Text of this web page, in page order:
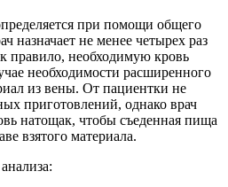
при помощи общего
назначает не менее четырех раз
правило, необходимую кровь
необходимости расширенного
из вены. От пациентки не
приготовлений, однако врач
натощак, чтобы съеденная пища
взятого материала.